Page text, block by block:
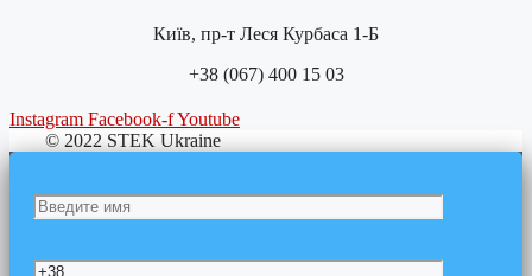
Київ, пр-т Леся Курбаса 1-Б
+38 (067) 400 15 03
Instagram Facebook-fYoutube
© 2022 STEK Ukraine